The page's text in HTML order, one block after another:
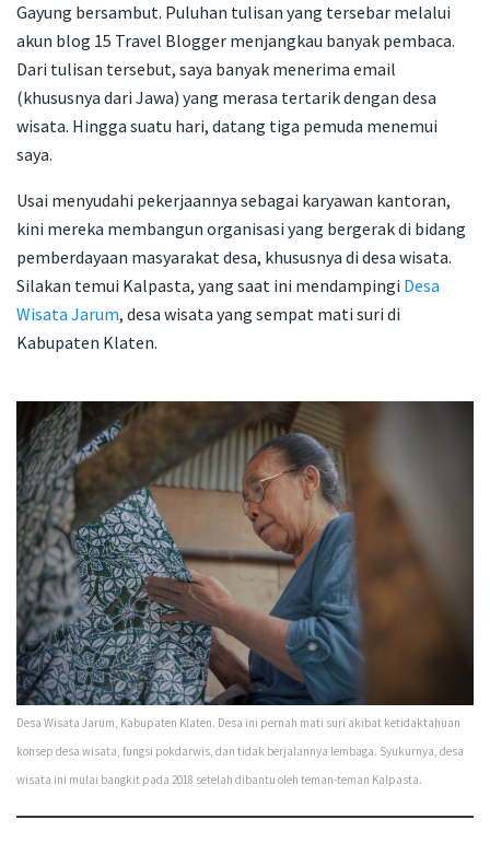
Gayung bersambut. Puluhan tulisan yang tersebar melalui
akun blog 15 Travel Blogger menjangkau banyak pembaca.
Dari tulisan tersebut, saya banyak menerima email
(khususnya dari Jawa) yang merasa tertarik dengan desa
wisata. Hingga suatu hari, datang tiga pemuda menemui
saya.
Usai menyudahi pekerjaannya sebagai karyawan kantoran,
kini mereka membangun organisasi yang bergerak di bidang
pemberdayaan masyarakat desa, khususnya di desa wisata.
Silakan temui Kalpasta, yang saat ini mendampingi Desa
Wisata Jarum, desa wisata yang sempat mati suri di
Kabupaten Klaten.
Desa Wisata Jarum, Kabupaten Klaten. Desa ini pernah mati suri akibat ketidaktahuan
konsep desa wisata, fungsi pokdarwis, dan tidak berjalannya lembaga. Syukurnya, desa
wisata ini mulai bangkit pada 2018 setelah dibantu oleh teman-teman Kalpasta.